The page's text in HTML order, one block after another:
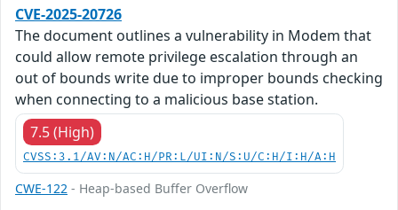
CVE-2025-20726
The document outlines a vulnerability in Modem that
could allow remote privilege escalation through an
out of bounds write due to improper bounds checking
when connecting to a malicious base station.
7.5 (High)
CVSS:3.1/AV:N/AC:H/PR:L/UI:N/S:U/C:H/I:H/A:H
CWE-122 - Heap-based Buffer Overflow